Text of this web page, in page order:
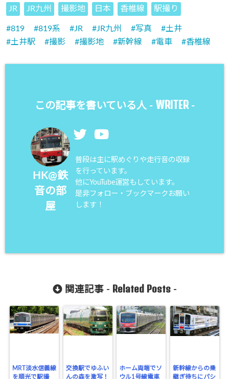
JR JR九州 撮影地 日本 香椎線 駅撮り
819 819系 JR JR九州 写真
土井
土井駅
撮影 撮影地 新幹線 電車 香椎線
この記事を書いている人 - WRITER-
HK@鉄
音の部
屋
普段は主に駅めぐりや走行音の収録
を行っています。
他にYouTube運営もしています。
是非フォロー・ブックマークお願い
します！
関連記事 - Related Posts-
MRT淡水信義線
を順光で駅撮
交換駅でゆふい
んの森を激写！
ホーム両端でソ
ウル1号線電車
新幹線からの乗
継ぎ待ちにパシ